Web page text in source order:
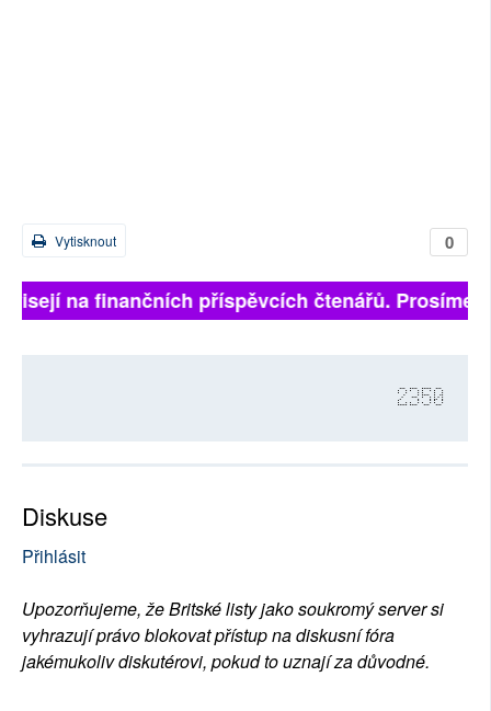
0
Vytisknout
na finančních příspěvcích čtenářů. Prosíme,
2350
Diskuse
Přihlásit
Upozorňujeme, že Britské listy jako soukromý server si
vyhrazují právo blokovat přístup na diskusní fóra
jakémukoliv diskutérovi, pokud to uznají za důvodné.